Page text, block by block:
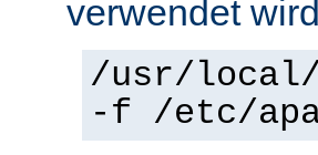
verwendet
/usr/local/
-f /etc/